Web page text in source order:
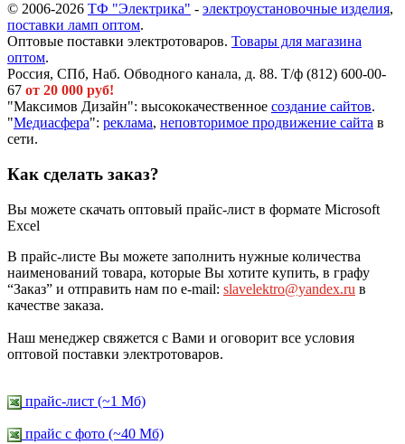
© 2006-2026 ТФ "Электрика" - электроустановочные изделия,
поставки ламп оптом.
Оптовые поставки электротоваров. Товары для магазина
оптом.
Россия, СПб, Наб. Обводного канала, д. 88. Т/ф (812) 600-00-
67 от 20 000 руб!
"Максимов Дизайн": высококачественное создание сайтов.
"Медиасфера": реклама, неповторимое продвижение сайта в
сети.
Как сделать заказ?
Вы можете скачать оптовый прайс-лист в формате Microsoft
Excel
В прайс-листе Вы можете заполнить нужные количества
наименований товара, которые Вы хотите купить, в графу
“Заказ” и отправить нам по e-mail: slavelektro@yandex.ru в
качестве заказа.
Наш менеджер свяжется с Вами и оговорит все условия
оптовой поставки электротоваров.
прайс-лист (~1 Мб)
прайс c фото (~40 Мб)